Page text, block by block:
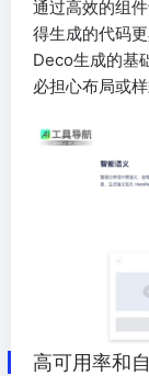
通过高效的组
得生成的代码
Deco生成的基
必担心布局或
高可用率和